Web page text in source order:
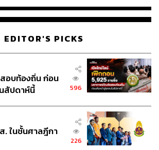
บรรณาธิการแฟชั่นและคัลเจอร์ต่างประเทศ
ประจำสำนักข่าว THE STANDARD
EDITOR'S PICKS
อบท้องถิ่น ก่อน
สัปดาห์นี้
596
. ในชั้นศาลฎีกา
226